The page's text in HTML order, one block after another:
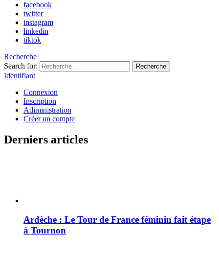
facebook
twitter
instagram
linkedin
tiktok
Recherche
Search for:
Recherche
Identifiant
Connexion
Inscription
Adiministration
Créer un compte
Derniers articles
Ardèche : Le Tour de France féminin fait étape
à Tournon